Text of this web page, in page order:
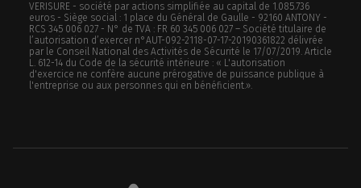
VERISURE - société par actions simplifiée au capital de 1.085.736
euros - Siège social : 1 place du Général de Gaulle - 92160 ANTONY -
RCS 345 006 027 - N° de TVA : FR 60 345 006 027 – Société titulaire de
l’autorisation d’exercer n°AUT-092-2118-07-17-20190361822 délivrée
par le Conseil National des Activités de Sécurité le 17/07/2019. Article
L. 612-14 du Code de la sécurité intérieure : « L'autorisation
d'exercice ne confère aucune prérogative de puissance publique à
l'entreprise ou aux personnes qui en bénéficient.».